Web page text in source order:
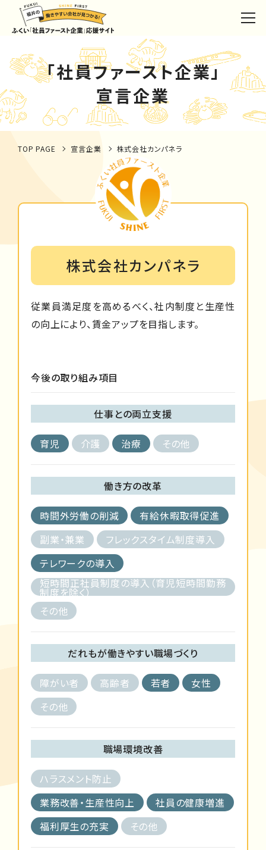
「社員ファースト企業」
宣言企業
TOP PAGE 宣言企業 株式会社カンパネラ
株式会社カンパネラ
従業員満足度を高めるべく、社内制度と生産性
の向上により、賃金アップを目指します。
今後の取り組み項目
仕事との両立支援
育児 介護 治療 その他
働き方の改革
時間外労働の削減
有給休暇取得促進
副業・兼業
フレックスタイム制度導入
テレワークの導入
短時間正社員制度の導入（育児短時間勤務
制度を除く）
その他
だれもが働きやすい職場づくり
障がい者 高齢者 若者
女性
その他
職場環境改善
ハラスメント防止
業務改善・生産性向上
社員の健康増進
福利厚生の充実
その他